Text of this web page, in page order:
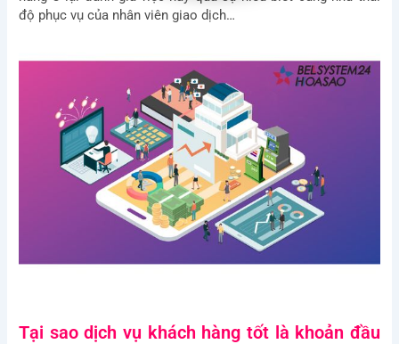
độ phục vụ của nhân viên giao dịch…
Tại sao dịch vụ khách hàng tốt là khoản đầu